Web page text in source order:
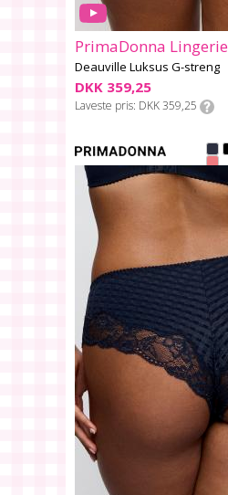
PrimaDonna Lingerie
Deauville Luksus G-streng
DKK 359,25
Laveste pris DKK 359,25